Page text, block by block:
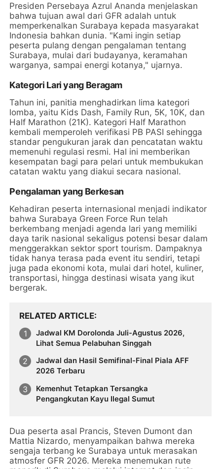
Presiden Persebaya Azrul Ananda menjelaskan
bahwa tujuan awal dari GFR adalah untuk
memperkenalkan Surabaya kepada masyarakat
Indonesia bahkan dunia. "Kami ingin setiap
peserta pulang dengan pengalaman tentang
Surabaya, mulai dari budayanya, keramahan
warganya, sampai energi kotanya," ujarnya.
Kategori Lari yang Beragam
Tahun ini, panitia menghadirkan lima kategori
lomba, yaitu Kids Dash, Family Run, 5K, 10K, dan
Half Marathon (21K). Kategori Half Marathon
kembali memperoleh verifikasi PB PASI sehingga
standar pengukuran jarak dan pencatatan waktu
memenuhi regulasi resmi. Hal ini memberikan
kesempatan bagi para pelari untuk membukukan
catatan waktu yang diakui secara nasional.
Pengalaman yang Berkesan
Kehadiran peserta internasional menjadi indikator
bahwa Surabaya Green Force Run telah
berkembang menjadi agenda lari yang memiliki
daya tarik nasional sekaligus potensi besar dalam
menggerakkan sektor sport tourism. Dampaknya
tidak hanya terasa pada event itu sendiri, tetapi
juga pada ekonomi kota, mulai dari hotel, kuliner,
transportasi, hingga destinasi wisata yang ikut
bergerak.
RELATED ARTICLE
Jadwal KM Dorolonda Juli-Agustus 2026,
Lihat Semua Pelabuhan Singgah
Jadwal dan Hasil Semifinal-Final Piala AFF
2026 Terbaru
Kemenhut Tetapkan Tersangka
Pengangkutan Kayu Ilegal Sumut
Dua peserta asal Prancis, Steven Dumont dan
Mattia Nizardo, menyampaikan bahwa mereka
sengaja terbang ke Surabaya untuk merasakan
atmosfer GFR 2026. Mereka menemukan rute